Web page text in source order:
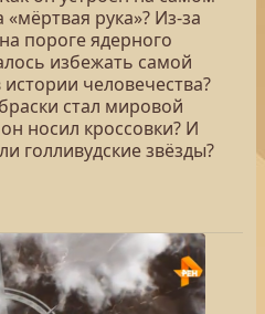
рука»? Из-за
пороге ядерного
избежать самой
человечества?
стал мировой
носил кроссовки? И
голливудские звёзды?